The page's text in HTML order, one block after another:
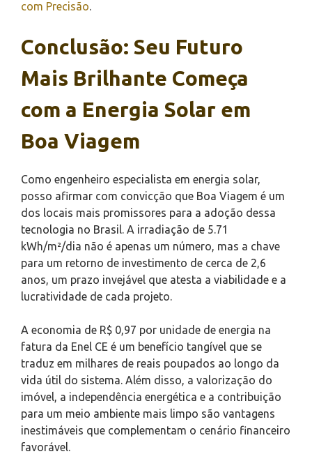
com Precisão
Conclusão: Seu Futuro
Mais Brilhante Começa
com a Energia Solar em
Boa Viagem
Como engenheiro especialista em energia solar,
posso afirmar com convicção que Boa Viagem é um
dos locais mais promissores para a adoção dessa
tecnologia no Brasil. A irradiação de 5.71
kWh/m²/dia não é apenas um número, mas a chave
para um retorno de investimento de cerca de 2,6
anos, um prazo invejável que atesta a viabilidade e a
lucratividade de cada projeto.
A economia de R$ 0,97 por unidade de energia na
fatura da Enel CE é um benefício tangível que se
traduz em milhares de reais poupados ao longo da
vida útil do sistema. Além disso, a valorização do
imóvel, a independência energética e a contribuição
para um meio ambiente mais limpo são vantagens
inestimáveis que complementam o cenário financeiro
favorável.